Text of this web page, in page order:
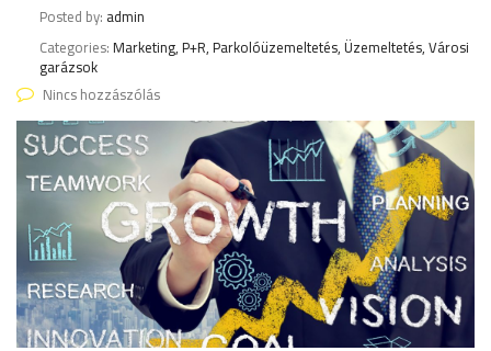
Posted by: admin
Categories:Marketing, P+R, Parkolóüzemeltetés, Üzemeltetés, Városi
garázsok
Nincs hozzászólás